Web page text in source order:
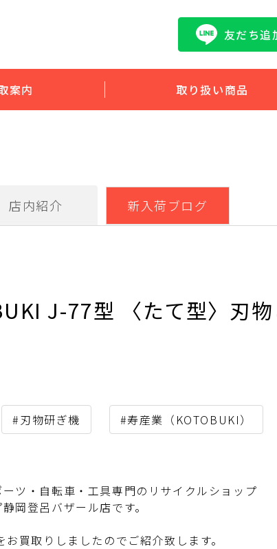
友だち追
案内 取り扱い商品
店内紹介 新入荷ブログ
J-77型 〈たて型〉刃
#刃物研ぎ機 #寿産業（KOTOBUKI）
ツ・自転車・工具専門のリサイクルショップ
岡登呂バザール店です。
お買取りしましたのでご紹介致します。